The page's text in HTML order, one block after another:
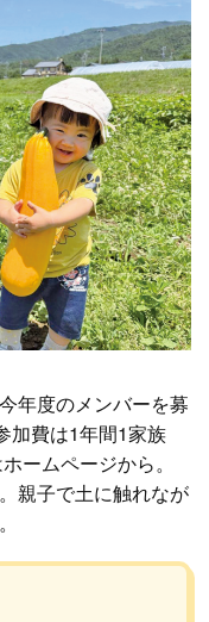
年度のメンバーを募
加費は1年間1家族
ームページから。
親子で土に触れなが